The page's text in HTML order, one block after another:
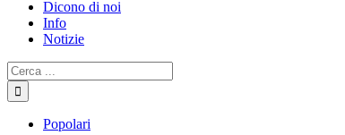
Dicono di noi
Info
Notizie
Popolari